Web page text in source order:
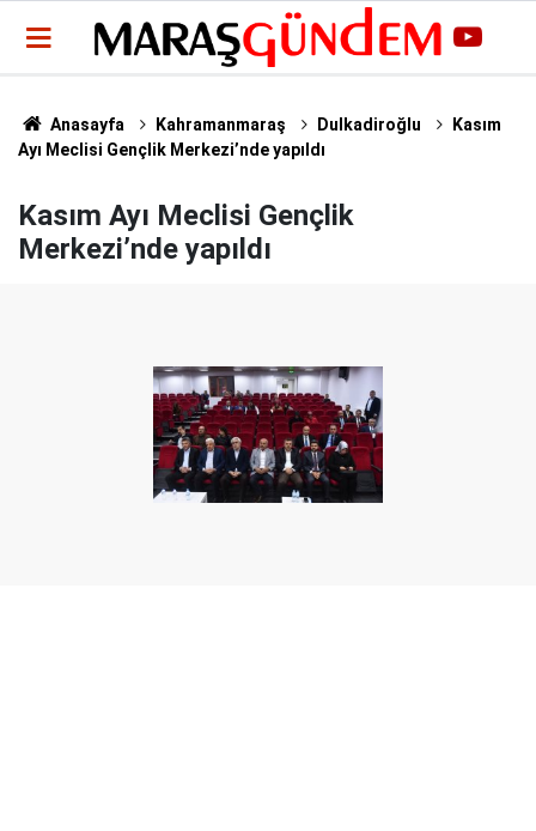
Anasayfa Kahramanmaraş Dulkadiroğlu
Kasım
Ayı Meclisi Gençlik Merkezi’nde yapıldı
Kasım Ayı Meclisi Gençlik
Merkezi’nde yapıldı